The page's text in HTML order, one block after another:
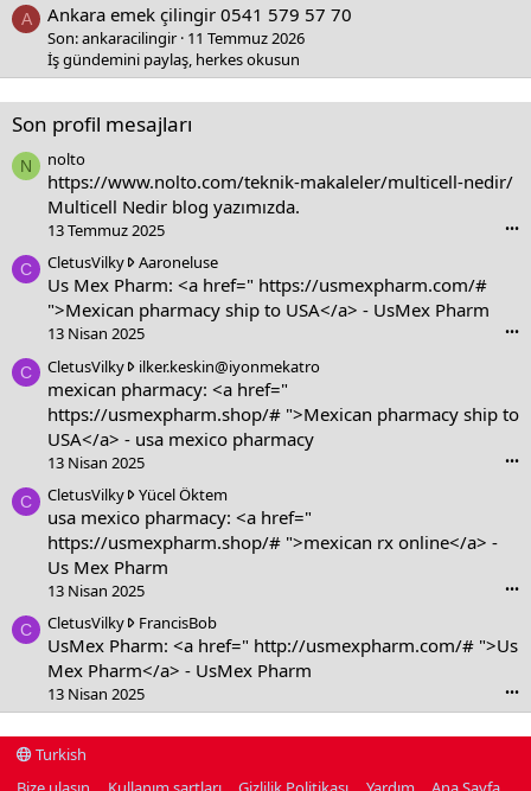
A Ankara emek çilingir 0541 579 57 70
Son: ankaracilingir 11 Temmuz 2026
İş gündemini paylaş, herkes okusun
Son profil mesajları
N nolto
https://www.nolto.com/teknik-makaleler/multicell-nedir/
Multicell Nedir blog yazımızda.
13 Temmuz 2025 •••
C CletusVilky AaroneluseC
l
e
s
V
l
k
w
r
o
A
a
o
Us Mex Pharm: <a href=" https://usmexpharm.com/#
">Mexican pharmacy ship to USA</a> - UsMex Pharm
13 Nisan 2025 •••
C CletusVilky ilker.keskin@iyonmekatroC
e
o
mexican pharmacy: <a href="
https://usmexpharm.shop/# ">Mexican pharmacy ship to
USA</a> - usa mexico pharmacy
13 Nisan 2025 •••
C CletusVilky Yücel ÖktemC
l
e
i
l
usa mexico pharmacy: <a href="
https://usmexpharm.shop/# ">mexican rx online</a> -
Us Mex Pharm
13 Nisan 2025 •••
C CletusVilky FrancisBobC
l
e
UsMex Pharm: <a href=" http://usmexpharm.com/# ">Us
Mex Pharm</a> - UsMex Pharm
13 Nisan 2025 •••
Turkish